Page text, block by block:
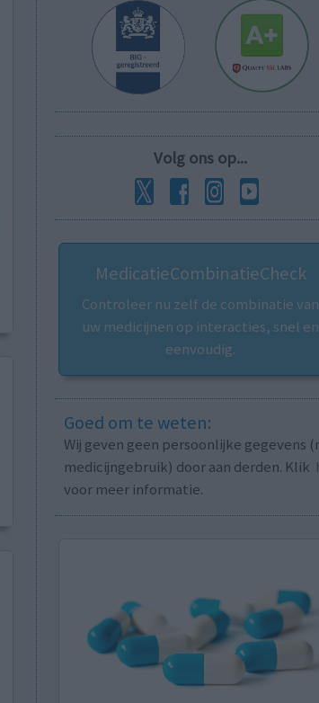
Volg ons op...
MedicatieCombinatieCheck
Controleer nu zelf de combinatie van
uw medicijnen op interacties, snel en
eenvoudig.
Goed om te weten:
Wij geven geen persoonlijke gegevens
medicijngebruik) door aan derden. Klik
voor meer informatie.